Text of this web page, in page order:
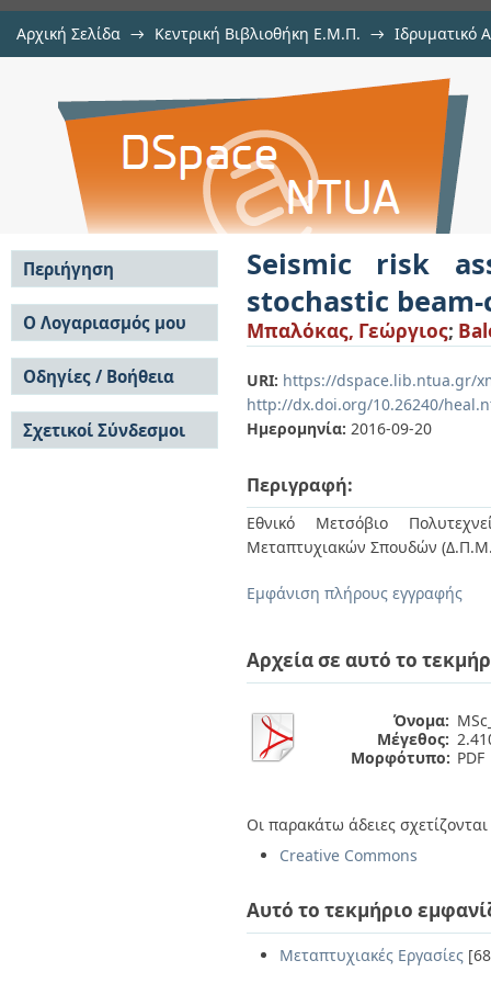
Αρχική Σελίδα → Κεντρική Βιβλιοθήκη Ε.Μ.Π. → Ιδρυματικό
Seismic risk assessment of
elements
Seismic risk
stochastic
Μπαλόκας, Γεώργιος;
URI: https://dspace.lib.ntua.gr/
http://dx.doi.org/10.26240/
Ημερομηνία: 2016-09-20
Περιγραφή:
Εθνικό Μετσόβιο
Μεταπτυχιακών Σπουδών
Εμφάνιση πλήρους εγγραφής
Αρχεία σε αυτό το
Όνομα:
Μέγεθος:
Μορφότυπο: PDF
Οι παρακάτω άδειες
Creative Commons
Αυτό το τεκμήριο
Μεταπτυχιακές Εργασίες
Περιήγηση
Σε όλο το DSpace
Κοινότητες & Συλλογές
Ανά Ημερομηνία
Έκδοσης
Συγγραφείς
Τίτλοι
Θέματα
Ο Λογαριασμός μου
Σύνδεση
Εγγραφή
Οδηγίες / Βοήθεια
Οδηγίες Υποβολής
Οδηγίες Χρήσης ΙΑ
Συχνές Ερωτήσεις
Σχετικοί Σύνδεσμοι